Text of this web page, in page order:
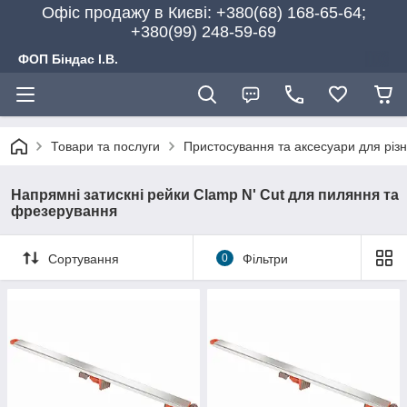
Офіс продажу в Києві: +380(68) 168-65-64;
+380(99) 248-59-69
ФОП Біндас І.В.
Товари та послуги Пристосування та аксесуари для
Напрямні затискні рейки Clamp N' Cut для пиляння та
фрезерування
Сортування 0 Фільтри